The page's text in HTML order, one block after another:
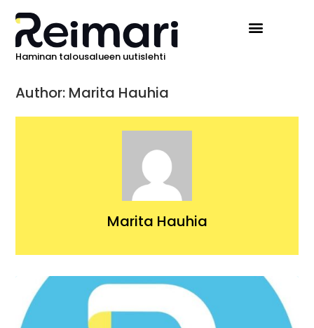
Haminan talousalueen uutislehti
Author: Marita Hauhia
Marita Hauhia